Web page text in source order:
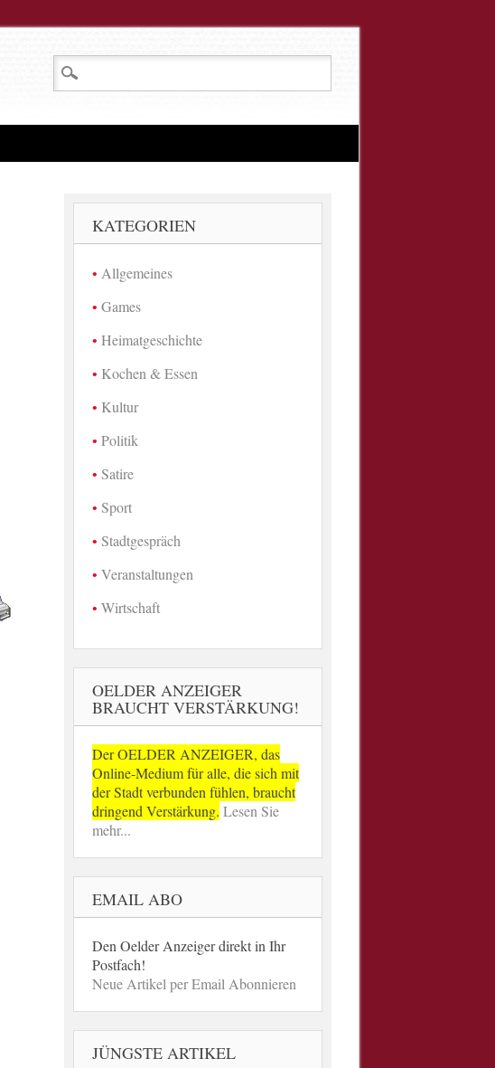
KATEGORIEN
Allgemeines
Games
Heimatgeschichte
Kochen & Essen
Kultur
Politik
Satire
Sport
Stadtgespräch
Veranstaltungen
Wirtschaft
OELDER ANZEIGER
BRAUCHT VERSTÄRKUNG!
Der OELDER ANZEIGER, das
Online-Medium für alle, die sich mit
der Stadt verbunden fühlen, braucht
dringend Verstärkung. Lesen Sie
mehr...
EMAIL ABO
Den Oelder Anzeiger direkt in Ihr
Postfach!
Neue Artikel per Email Abonnieren
JÜNGSTE ARTIKEL